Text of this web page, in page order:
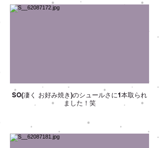
SO(凄く お好み焼き)のシュールさに1本取られ
ました！笑